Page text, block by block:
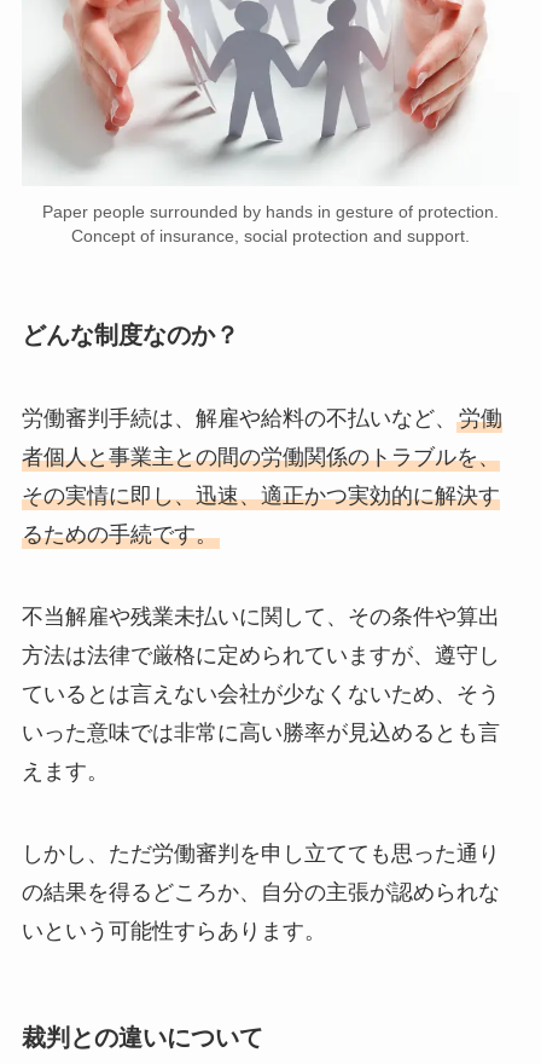
Paper people surrounded by hands in gesture of protection.
Concept of insurance, social protection and support.
どんな制度なのか？
労働審判手続は、解雇や給料の不払いなど、 労働
者個人と事業主との間の労働関係のトラブルを、
その実情に即し、迅速、適正かつ実効的に解決す
るための手続です。
不当解雇や残業未払いに関して、その条件や算出
方法は法律で厳格に定められていますが、遵守し
ているとは言えない会社が少なくないため、そう
いった意味では非常に高い勝率が見込めるとも言
えます。
しかし、ただ労働審判を申し立てても思った通り
の結果を得るどころか、自分の主張が認められな
いという可能性すらあります。
裁判との違いについて